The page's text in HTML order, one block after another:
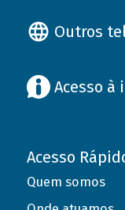
Outros
Acesso à
Acesso
Quem somos